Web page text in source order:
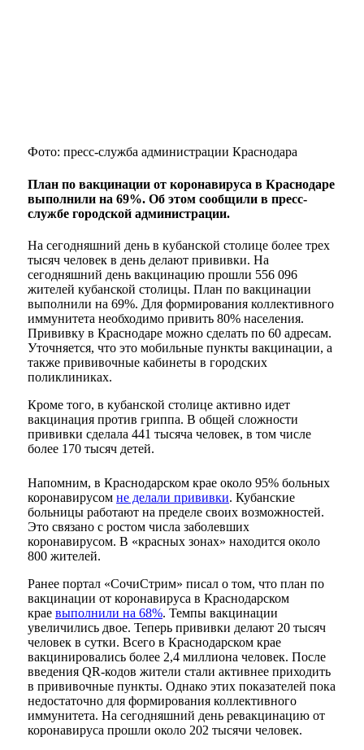
Фото: пресс-служба администрации Краснодара
План по вакцинации от коронавируса в Краснодаре
выполнили на 69%. Об этом сообщили в пресс-
службе городской администрации.
На сегодняшний день в кубанской столице более трех
тысяч человек в день делают прививки. На
сегодняшний день вакцинацию прошли 556 096
жителей кубанской столицы. План по вакцинации
выполнили на 69%. Для формирования коллективного
иммунитета необходимо привить 80% населения.
Прививку в Краснодаре можно сделать по 60 адресам.
Уточняется, что это мобильные пункты вакцинации, а
также прививочные кабинеты в городских
поликлиниках.
Кроме того, в кубанской столице активно идет
вакцинация против гриппа. В общей сложности
прививки сделала 441 тысяча человек, в том числе
более 170 тысяч детей.
Напомним, в Краснодарском крае около 95% больных
коронавирусом не делали прививки. Кубанские
больницы работают на пределе своих возможностей.
Это связано с ростом числа заболевших
коронавирусом. В «красных зонах» находится около
800 жителей.
Ранее портал «СочиСтрим» писал о том, что план по
вакцинации от коронавируса в Краснодарском
крае выполнили на 68%. Темпы вакцинации
увеличились двое. Теперь прививки делают 20 тысяч
человек в сутки. Всего в Краснодарском крае
вакцинировались более 2,4 миллиона человек. После
введения QR-кодов жители стали активнее приходить
в прививочные пункты. Однако этих показателей пока
недостаточно для формирования коллективного
иммунитета. На сегодняшний день ревакцинацию от
коронавируса прошли около 202 тысячи человек.